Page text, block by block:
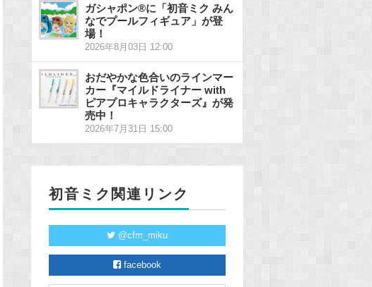
ガシャポン®に「初音ミク みん
なでプールフィギュア」が登
場！
2026年8月03日 12:00
おだやかな色合いのラインマー
カー『マイルドライナー with
ピアプロキャラクターズ』が発
売中！
2026年7月31日 15:00
初音ミク関連リンク
@cfm_miku
facebook